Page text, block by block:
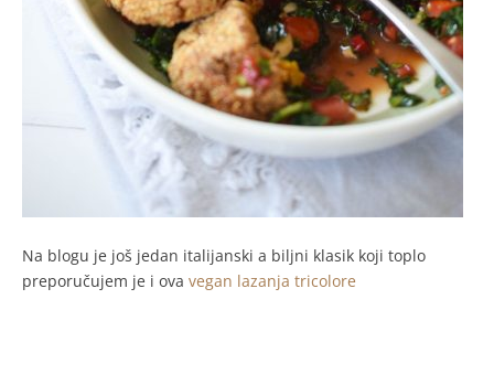
Na blogu je još jedan italijanski a biljni klasik koji toplo
preporučujem je i ova vegan lazanja tricolore